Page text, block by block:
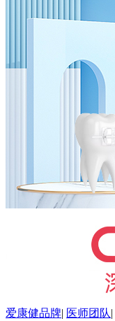
爱康健品牌| 医师团队|